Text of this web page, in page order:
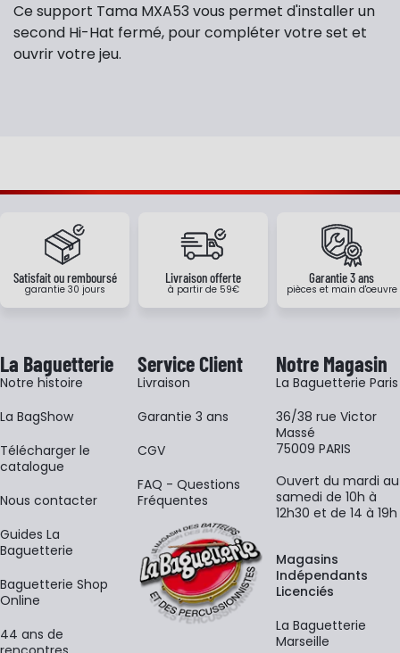
Ce support Tama MXA53 vous permet d'installer un
second Hi-Hat fermé, pour compléter votre set et
ouvrir votre jeu.
Satisfait ou remboursé
garantie 30 jours
Livraison offerte
à partir de 59€
Garantie 3 ans
pièces et main d'oeuvre
La Baguetterie
Notre histoire
La BagShow
​Télécharger le
catalogue
Nous contacter
Guides La
Baguetterie
Baguetterie Shop
Online
44 ans de
Service Client
Livraison
Garantie 3 ans
CGV
FAQ - Questions
Fréquentes
Notre Magasin
La Baguetterie Paris
36/38 rue Victor
Massé
75009 PARIS
Ouvert du mardi au
samedi de 10h à
12h30 et de 14 à 19h
Magasins
Indépendants
Licenciés
La Baguetterie
Marseille